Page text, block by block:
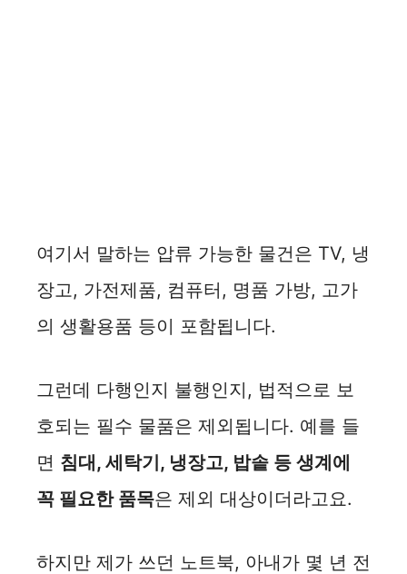
여기서 말하는 압류 가능한 물건은 TV, 냉
장고, 가전제품, 컴퓨터, 명품 가방, 고가
의 생활용품 등이 포함됩니다.
그런데 다행인지 불행인지, 법적으로 보
호되는 필수 물품은 제외됩니다. 예를 들
면 침대, 세탁기, 냉장고, 밥솥 등 생계에
꼭 필요한 품목은 제외 대상이더라고요.
하지만 제가 쓰던 노트북, 아내가 몇 년 전